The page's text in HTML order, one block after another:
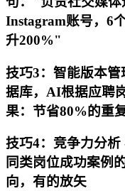
Instagram账号，6
升200%"
技巧3：智能版本管
据库，AI根据应聘
果：节省80%的重
技巧4：竞争力分析
同类岗位成功案例
向，有的放矢